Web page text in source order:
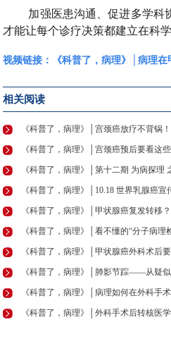
加强医患沟通、促进多学科
才能让每个诊疗决策都建立在科学
视频链接： 《科普了，病理》│病理
相关阅读
《科普了，病理》│宫颈癌预后要看这些
《科普了，病理》│第十二期 为病探理
《科普了，病理》│看不懂的“分子病理
《科普了，病理》│甲状腺癌外科术后
《科普了，病理》│外科手术后转核医